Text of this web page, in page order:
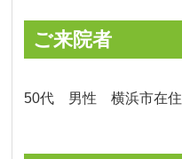
ご来院者
50代 男性 横浜市在住